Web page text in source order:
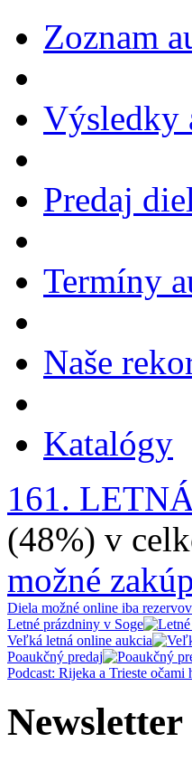
Zoznam
Výsledky
Predaj
Termíny
Naše
Katalógy
161.
(48%) v
možné
Diela možné online iba
Letné prázdniny v Soge
Veľká letná online aukcia
Poaukčný predaj
Podcast: Rijeka a Trieste
Newsletter